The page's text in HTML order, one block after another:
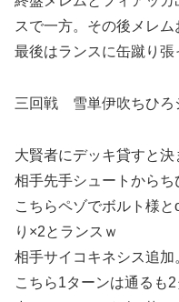
スで一方。その後メレム
最後はランスに缶蹴り張
三回戦 雪単伊吹ちひ
大賢者にデッキ貸すと決
相手先手シュートからち
こちらペゾでボルト様
り×2とランスｗ
相手サイコキネシス追加
こちら1ターンは通るも